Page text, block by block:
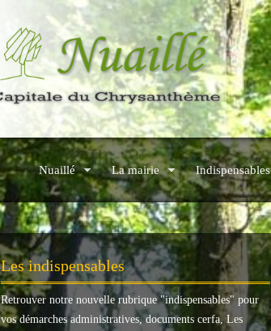
Nuaillé La mairie Indispensables
Les indispensables
Retrouver notre nouvelle rubrique "indispensables" pour
vos démarches administratives, documents cerfa, Les